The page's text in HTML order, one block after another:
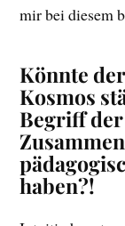
mir bei diesem
Könnte
Kosmos
Begriff
haben?!